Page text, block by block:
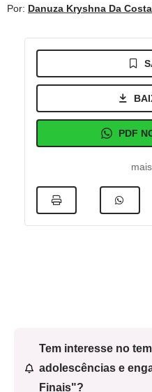
Por: Danuza Kryshna Da
PDF
Tem interesse no
adolescências e
Finais"?